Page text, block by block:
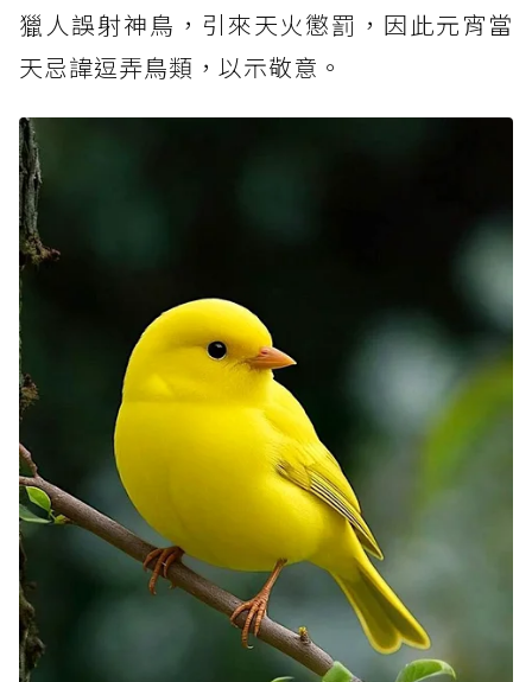
獵人誤射神鳥，引來天火懲罰，因此元宵當
天忌諱逗弄鳥類，以示敬意。